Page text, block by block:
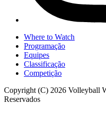
Where to Watch
Programação
Equipes
Classificação
Competição
Copyright (C) 2026 Volleyball
Reservados